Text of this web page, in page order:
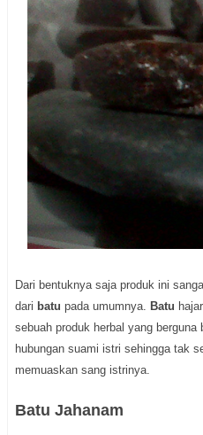
Dari bentuknya saja produk ini
dari batu pada umumnya. Batu hajar
sebuah produk herbal yang
hubungan suami istri sehingga tak
memuaskan sang istrinya.
Batu Jahanam